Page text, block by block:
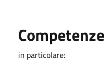
Competenze
in particolare: